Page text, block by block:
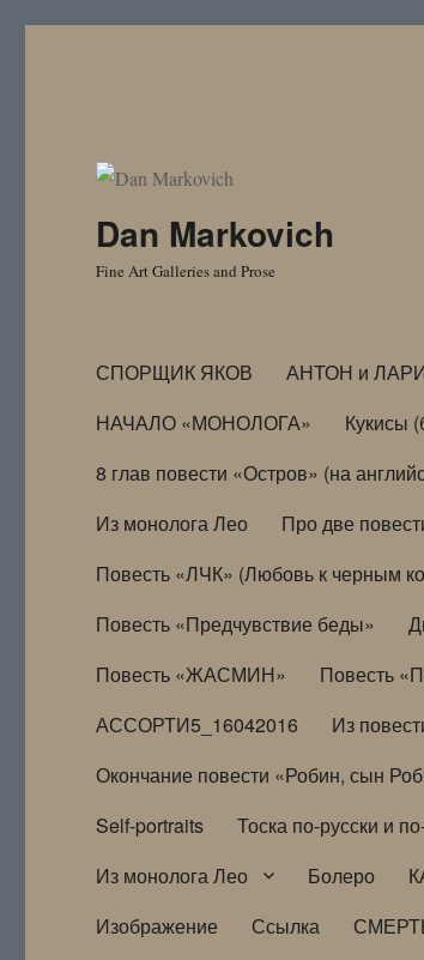
Dan Markovich
Fine Art Galleries and Prose
СПОРЩИК ЯКОВ АНТОН и
НАЧАЛО «МОНОЛОГА»
Кукисы
8 глав повести «Остров» (на
Из монолога Лео
Про две
Повесть «ЛЧК» (Любовь к черным
Повесть «Предчувствие беды»
Повесть «ЖАСМИН»
Повесть
АССОРТИ5_16042016
Из
Окончание повести «Робин, сын
Self-portraits
Тоска по-русски и
Из монолога Лео
Болеро
Изображение
Ссылка